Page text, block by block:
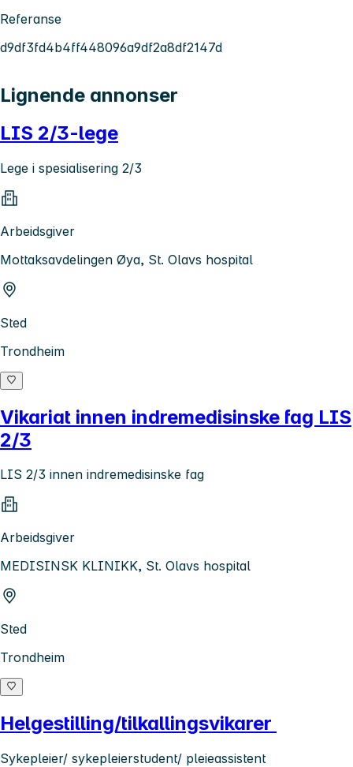
Referanse
d9df3fd4b4ff448096a9df2a8df2147d
Lignende annonser
LIS 2/3-lege
Lege i spesialisering 2/3
Arbeidsgiver
Mottaksavdelingen Øya, St. Olavs hospital
Sted
Trondheim
Vikariat innen indremedisinske fag LIS
2/3
LIS 2/3 innen indremedisinske fag
Arbeidsgiver
MEDISINSK KLINIKK, St. Olavs hospital
Sted
Trondheim
Helgestilling/tilkallingsvikarer
Sykepleier/ sykepleierstudent/ pleieassistent